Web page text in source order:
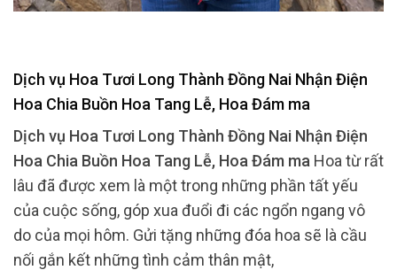
Dịch vụ Hoa Tươi Long Thành Đồng Nai Nhận Điện
Hoa Chia Buồn Hoa Tang Lễ, Hoa Đám ma
Dịch vụ Hoa Tươi Long Thành Đồng Nai Nhận Điện
Hoa Chia Buồn Hoa Tang Lễ, Hoa Đám ma Hoa từ rất
lâu đã được xem là một trong những phần tất yếu
của cuộc sống, góp xua đuổi đi các ngổn ngang vô
do của mọi hôm. Gửi tặng những đóa hoa sẽ là cầu
nối gắn kết những tình cảm thân mật,